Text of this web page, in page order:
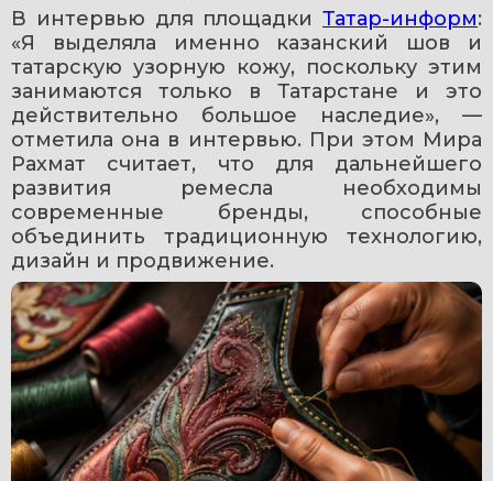
В интервью для площадки Татар-информ
«Я выделяла именно казанский шов и
татарскую узорную кожу, поскольку этим
занимаются только в Татарстане и это
действительно большое наследие», —
отметила она в интервью. При этом Мира
Рахмат считает, что для дальнейшего
развития ремесла необходимы
современные бренды, способные
объединить традиционную технологию,
дизайн и продвижение.